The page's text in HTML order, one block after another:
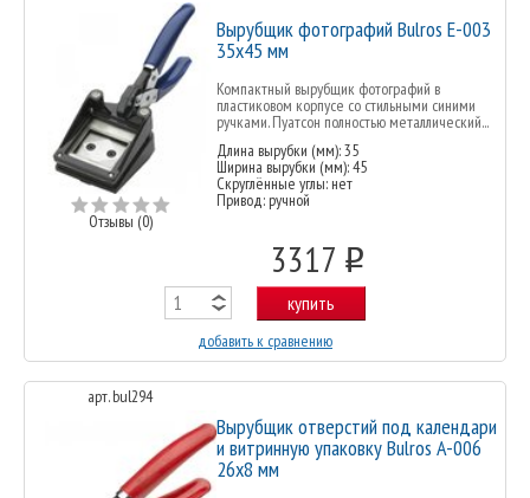
Отзывы (0)
Вырубщик фотографий Bulros Е-003
35x45 мм
Компактный вырубщик фотографий в
пластиковом корпусе со стильными синими
ручками. Пуатсон полностью металлический...
Длина вырубки (мм): 35
Ширина вырубки (мм): 45
Скруглённые углы: нет
Привод: ручной
3317 o
купить
добавить к сравнению
арт. bul294
Вырубщик отверстий под календари
и витринную упаковку Bulros A-006
26x8 мм